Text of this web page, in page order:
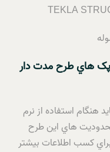
پک هاي طرح مدت دار
هنگام استفاده از نرم
هاي اين طرح
کسب اطلاعات بيشتر